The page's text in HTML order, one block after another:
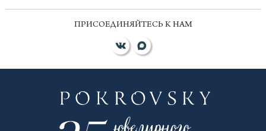
ПРИСОЕДИНЯЙТЕСЬ К НАМ